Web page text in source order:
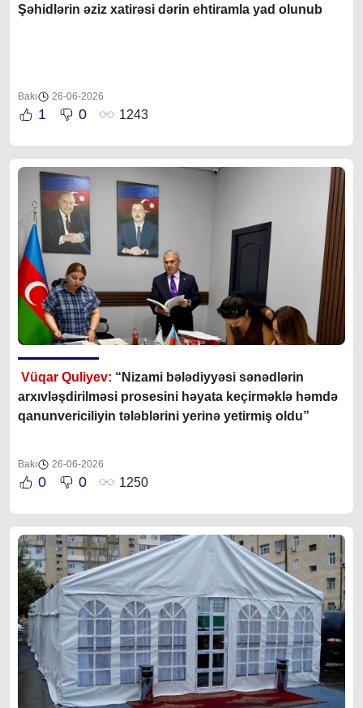
Şəhidlərin əziz xatirəsi dərin ehtiramla yad olunub
Bakı 26-06-2026
1 0 1243
Vüqar Quliyev: “Nizami bələdiyyəsi sənədlərin
arxıvləşdirilməsi prosesini həyata keçirməklə həmdə
qanunvericiliyin tələblərini yerinə yetirmiş oldu”
Bakı 26-06-2026
0 0 1250